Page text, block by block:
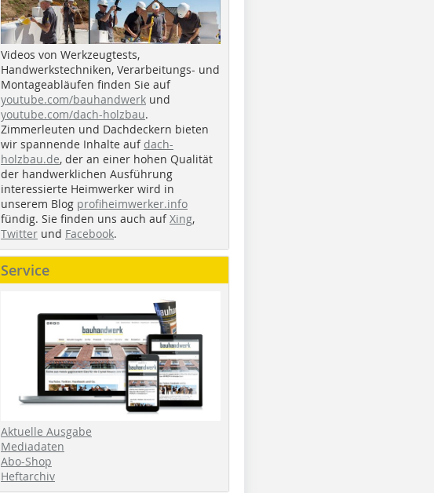
Videos von Werkzeugtests,
Handwerkstechniken, Verarbeitungs- und
Montageabläufen finden Sie auf
youtube.com/bauhandwerk und
youtube.com/dach-holzbau.
Zimmerleuten und Dachdeckern bieten
wir spannende Inhalte auf dach-
holzbau.de, der an einer hohen Qualität
der handwerklichen Ausführung
interessierte Heimwerker wird in
unserem Blog profiheimwerker.info
fündig. Sie finden uns auch aufXing,
Twitter und Facebook.
Service
Aktuelle Ausgabe
Mediadaten
Abo-Shop
Heftarchiv